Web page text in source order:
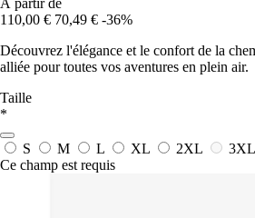
À partir de
110,00 € 70,49 € -36%
Découvrez l'élégance et le confort de la
alliée pour toutes vos aventures en plein air.
Taille
*
S M L XL 2XL
3XL
Ce champ est requis